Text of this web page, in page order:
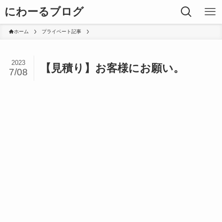
にわーるブログ
ホーム プライベート記事
【見積り】お客様にお願い。
2023
7/08